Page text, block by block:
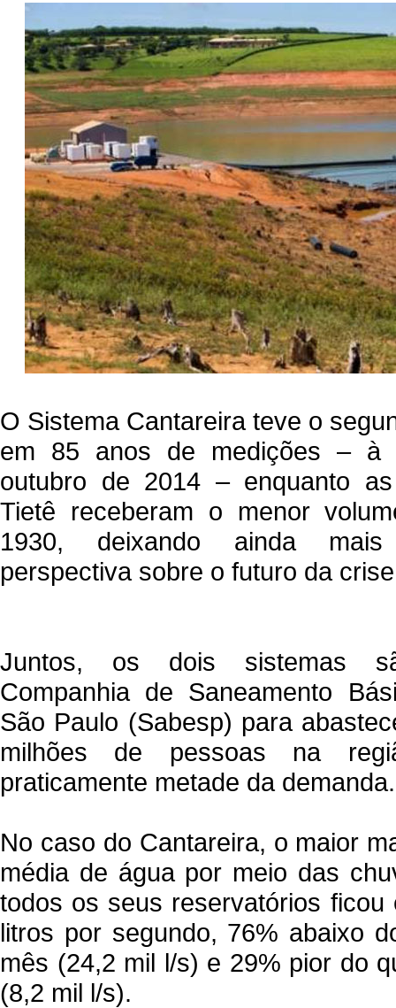
O Sistema Cantareira teve o
em 85 anos de medições – à
outubro de 2014 – enquanto
Tietê receberam o menor
1930, deixando ainda
perspectiva sobre o futuro da
Juntos, os dois sistemas
Companhia de Saneamento
São Paulo (Sabesp) para
milhões de pessoas na
praticamente metade da demanda.
No caso do Cantareira, o maior
média de água por meio das
todos os seus reservatórios ficou
litros por segundo, 76% abaixo
mês (24,2 mil l/s) e 29% pior do
(8,2 mil l/s).